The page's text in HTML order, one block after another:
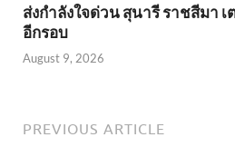
ส่งกำลังใจด่วน สุนารี ราชสีมา
อีกรอบ
August 9, 2026
PREVIOUS ARTICLE